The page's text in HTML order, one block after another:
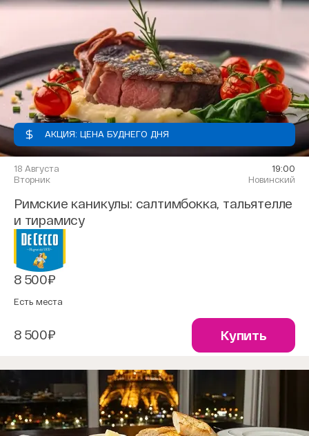
АКЦИЯ: ЦЕНА БУДНЕГО ДНЯ
18 Августа
Вторник
19:00
Новинский
Римские каникулы: салтимбокка, тальятелле
и тирамису
8 500₽
Есть места
8 500₽ Купить